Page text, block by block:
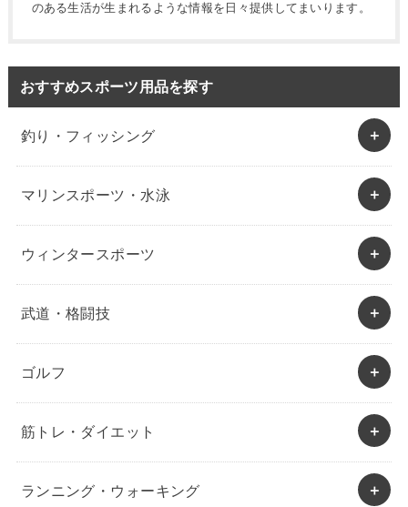
のある生活が生まれるような情報を日々提供してまいります。
おすすめスポーツ用品を探す
釣り・フィッシング
マリンスポーツ・水泳
ウィンタースポーツ
武道・格闘技
ゴルフ
筋トレ・ダイエット
ランニング・ウォーキング